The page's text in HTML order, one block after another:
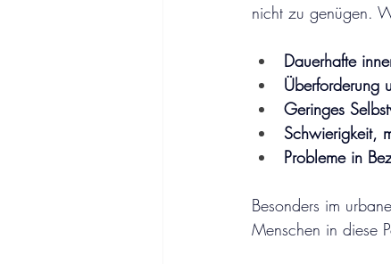
nicht zu genügen.
Dauerhafte
Überforderung
Geringes
Schwierigkeit,
Probleme in
Besonders im
Menschen in diese